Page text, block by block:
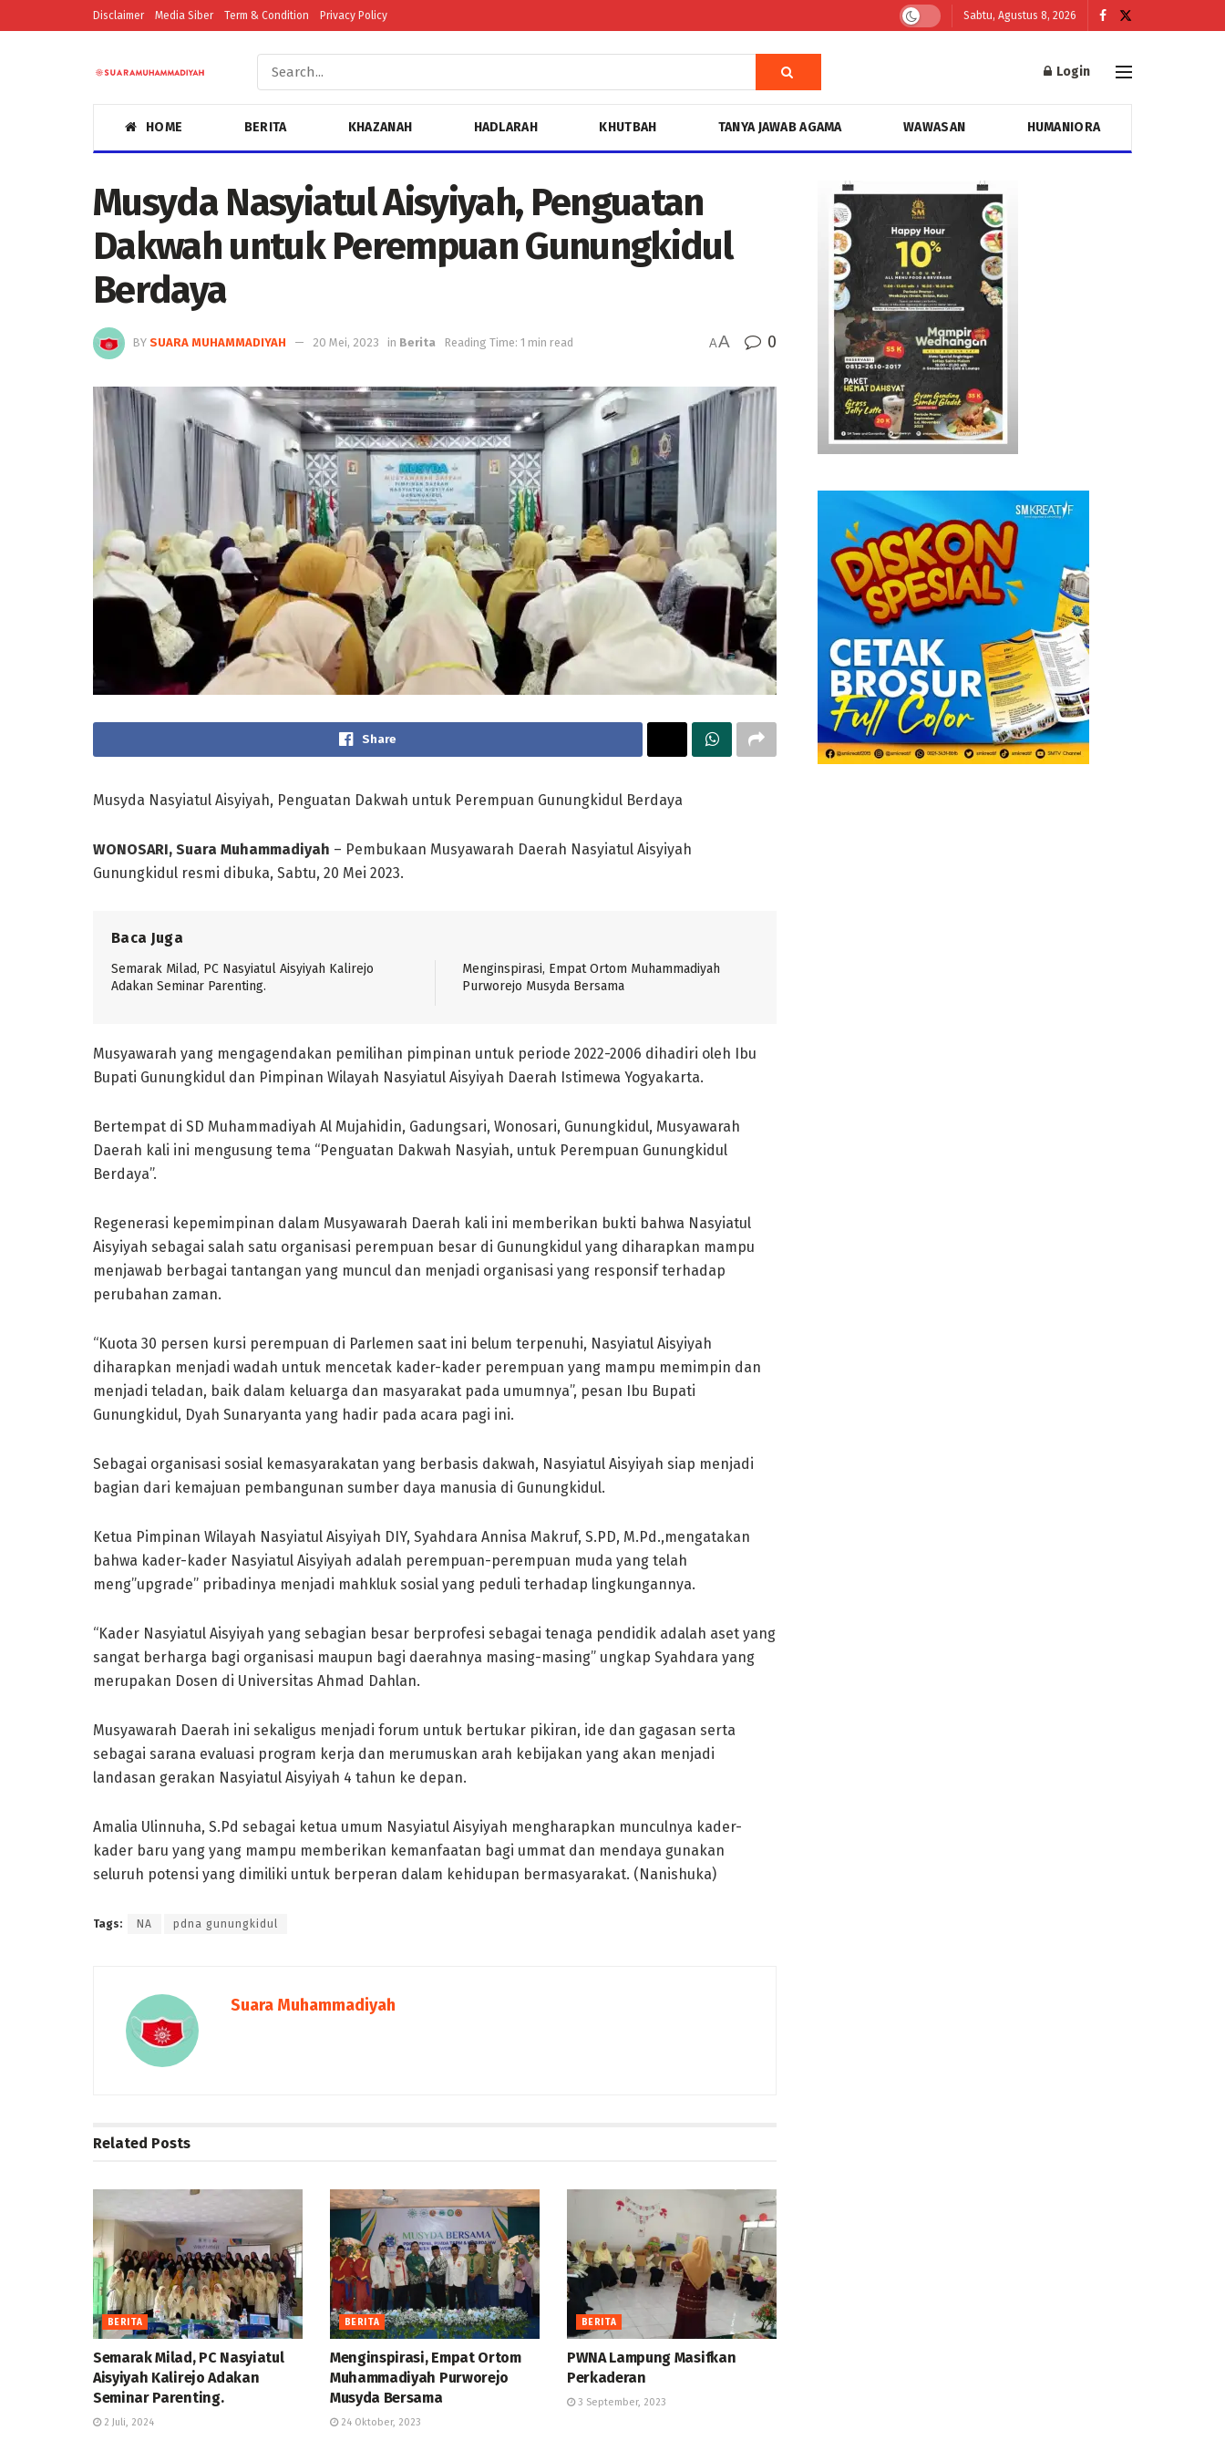
Disclaimer Media Siber Term & Condition Privacy Policy Sabtu, Agustus 8, 2026
Login
HOME BERITA KHAZANAH HADLARAH KHUTBAH TANYA JAWAB AGAMA WAWASAN HUMANIORA
Musyda Nasyiatul Aisyiyah, Penguatan
Dakwah untuk Perempuan Gunungkidul
Berdaya
BY SUARA MUHAMMADIYAH 20 Mei, 2023 in Berita Reading Time: 1 min read AA 0
Share
Musyda Nasyiatul Aisyiyah, Penguatan Dakwah untuk Perempuan Gunungkidul Berdaya
WONOSARI, Suara Muhammadiyah – Pembukaan Musyawarah Daerah Nasyiatul Aisyiyah
Gunungkidul resmi dibuka, Sabtu, 20 Mei 2023.
Baca Juga
Semarak Milad, PC Nasyiatul Aisyiyah Kalirejo
Adakan Seminar Parenting.
Menginspirasi, Empat Ortom Muhammadiyah
Purworejo Musyda Bersama
Musyawarah yang mengagendakan pemilihan pimpinan untuk periode 2022-2006 dihadiri oleh Ibu
Bupati Gunungkidul dan Pimpinan Wilayah Nasyiatul Aisyiyah Daerah Istimewa Yogyakarta.
Bertempat di SD Muhammadiyah Al Mujahidin, Gadungsari, Wonosari, Gunungkidul, Musyawarah
Daerah kali ini mengusung tema “Penguatan Dakwah Nasyiah, untuk Perempuan Gunungkidul
Berdaya”.
Regenerasi kepemimpinan dalam Musyawarah Daerah kali ini memberikan bukti bahwa Nasyiatul
Aisyiyah sebagai salah satu organisasi perempuan besar di Gunungkidul yang diharapkan mampu
menjawab berbagai tantangan yang muncul dan menjadi organisasi yang responsif terhadap
perubahan zaman.
“Kuota 30 persen kursi perempuan di Parlemen saat ini belum terpenuhi, Nasyiatul Aisyiyah
diharapkan menjadi wadah untuk mencetak kader-kader perempuan yang mampu memimpin dan
menjadi teladan, baik dalam keluarga dan masyarakat pada umumnya”, pesan Ibu Bupati
Gunungkidul, Dyah Sunaryanta yang hadir pada acara pagi ini.
Sebagai organisasi sosial kemasyarakatan yang berbasis dakwah, Nasyiatul Aisyiyah siap menjadi
bagian dari kemajuan pembangunan sumber daya manusia di Gunungkidul.
Ketua Pimpinan Wilayah Nasyiatul Aisyiyah DIY, Syahdara Annisa Makruf, S.PD, M.Pd.,mengatakan
bahwa kader-kader Nasyiatul Aisyiyah adalah perempuan-perempuan muda yang telah
meng”upgrade” pribadinya menjadi mahkluk sosial yang peduli terhadap lingkungannya.
“Kader Nasyiatul Aisyiyah yang sebagian besar berprofesi sebagai tenaga pendidik adalah aset yang
sangat berharga bagi organisasi maupun bagi daerahnya masing-masing” ungkap Syahdara yang
merupakan Dosen di Universitas Ahmad Dahlan.
Musyawarah Daerah ini sekaligus menjadi forum untuk bertukar pikiran, ide dan gagasan serta
sebagai sarana evaluasi program kerja dan merumuskan arah kebijakan yang akan menjadi
landasan gerakan Nasyiatul Aisyiyah 4 tahun ke depan.
Amalia Ulinnuha, S.Pd sebagai ketua umum Nasyiatul Aisyiyah mengharapkan munculnya kader-
kader baru yang yang mampu memberikan kemanfaatan bagi ummat dan mendaya gunakan
seluruh potensi yang dimiliki untuk berperan dalam kehidupan bermasyarakat. (Nanishuka)
Tags: NA pdna gunungkidul
Suara Muhammadiyah
Related Posts
BERITA
Semarak Milad, PC Nasyiatul
Aisyiyah Kalirejo Adakan
Seminar Parenting.
2 Juli, 2024
BERITA
Menginspirasi, Empat Ortom
Muhammadiyah Purworejo
Musyda Bersama
24 Oktober, 2023
BERITA
PWNA Lampung Masifkan
Perkaderan
3 September, 2023